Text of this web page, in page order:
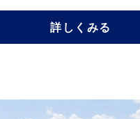
詳しくみる